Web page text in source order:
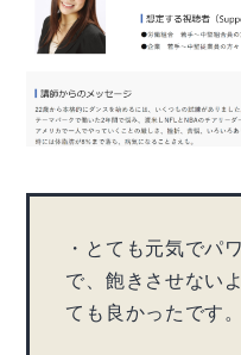
・とても元気でパ
で、飽きさせない
ても良かったで